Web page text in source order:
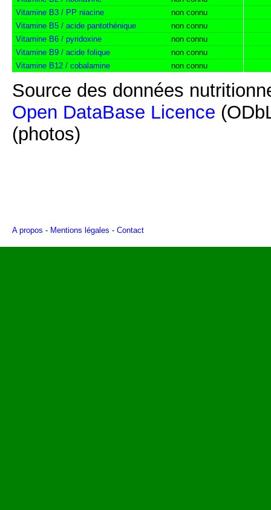
Vitamine B3 / PP niacine
non connu
Vitamine B5 / acide pantothénique
non connu
Vitamine B6 / pyridoxine
non connu
Vitamine B9 / acide folique
non connu
Vitamine B12 / cobalamine
non connu
Source des données
Open DataBase Licence
(photos)
A propos - Mentions légales - Contact